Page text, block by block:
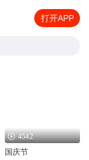
打开APP
4542
国庆节